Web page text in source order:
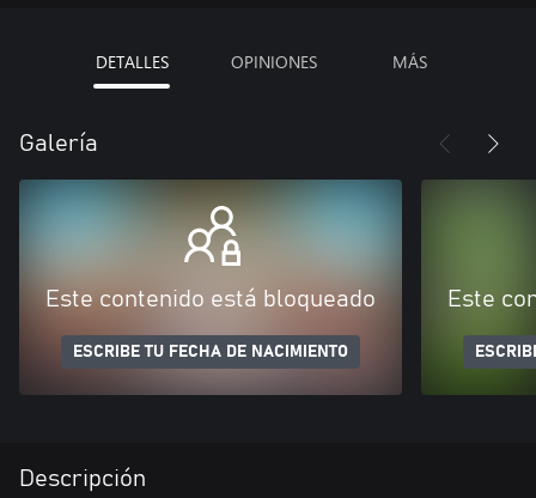
DETALLES OPINIONES MÁS
Galería
Este contenido está bloqueado
ESCRIBE TU FECHA DE NACIMIENTO
Este
Descripción